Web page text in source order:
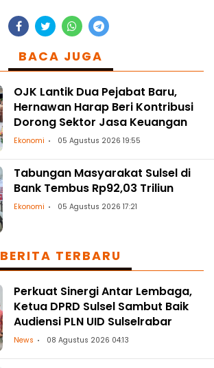
BACA JUGA
OJK Lantik Dua Pejabat Baru,
Hernawan Harap Beri Kontribusi
Dorong Sektor Jasa Keuangan
Ekonomi 05 Agustus 2026 19:55
Tabungan Masyarakat Sulsel di
Bank Tembus Rp92,03 Triliun
Ekonomi 05 Agustus 2026 17:21
BERITA TERBARU
Perkuat Sinergi Antar Lembaga,
Ketua DPRD Sulsel Sambut Baik
Audiensi PLN UID Sulselrabar
News 08 Agustus 2026 04:13